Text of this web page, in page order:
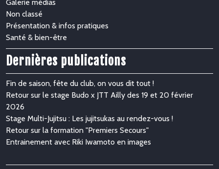
Galerie médias
Non classé
Présentation & infos pratiques
Santé & bien-être
Dernières publications
Fin de saison, fête du club, on vous dit tout !
Retour sur le stage Budo x JTT Ailly des 19 et 20 février
2026
Stage Multi-Jujitsu : Les jujitsukas au rendez-vous !
Retour sur la formation "Premiers Secours"
Entrainement avec Riki Iwamoto en images